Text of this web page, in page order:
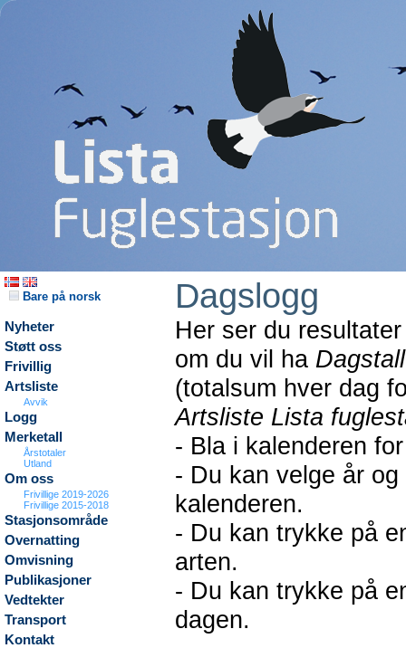
Bare på norsk
Nyheter
Støtt oss
Frivillig
Artsliste
Avvik
Logg
Merketall
Årstotaler
Utland
Om oss
Frivillige 2019-2026
Frivillige 2015-2018
Stasjonsområde
Overnatting
Omvisning
Publikasjoner
Vedtekter
Transport
Kontakt
Dagslogg
Her ser du
om du vil ha Dagstall
(totalsum hver dag
Artsliste Lista
- Bla i kalenderen
- Du kan velge år
kalenderen.
- Du kan trykke på
arten.
- Du kan trykke på
dagen.